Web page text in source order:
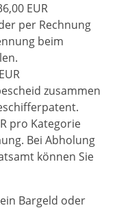
EUR
per Rechnung
beim
zusammen
pro Kategorie
Bei Abholung
können Sie
Bargeld oder